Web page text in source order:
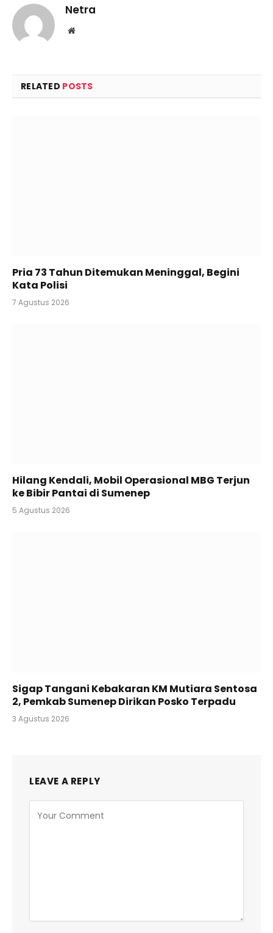
Netra
Website
RELATED POSTS
Pria 73 Tahun Ditemukan Meninggal, Begini
Kata Polisi
7 Agustus 2026
Hilang Kendali, Mobil Operasional MBG Terjun
ke Bibir Pantai di Sumenep
5 Agustus 2026
Sigap Tangani Kebakaran KM Mutiara Sentosa
2, Pemkab Sumenep Dirikan Posko Terpadu
3 Agustus 2026
LEAVE A REPLY